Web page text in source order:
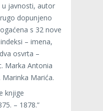
u javnosti, autor
dopunjeno
s 32 nove
– imena,
osvrta –
Marka Antonia
Marinka Marića.
knjige
– 1878.”